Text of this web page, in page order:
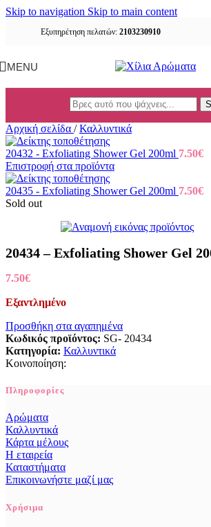
Skip to navigation Skip to main content
Εξυπηρέτηση πελατών: 2103230910
MENU
Αρχική σελίδα / Καλλυντικά
20432 - Exfoliating Shower Gel 200ml 7.50€
Επιστροφή στα προϊόντα
20435 - Exfoliating Shower Gel 200ml 7.50€
Sold out
20434 – Exfoliating Shower Gel
7.50€
Εξαντλημένο
Προσθήκη στα αγαπημένα
Κωδικός προϊόντος: SG- 20434
Κατηγορία: Καλλυντικά
Κοινοποίηση:
Πληροφορίες
Αρώματα
Καλλυντικά
Κάρτα μέλους
Η εταιρεία
Καταστήματα
Επικοινωνήστε μαζί μας
Χρήσιμα